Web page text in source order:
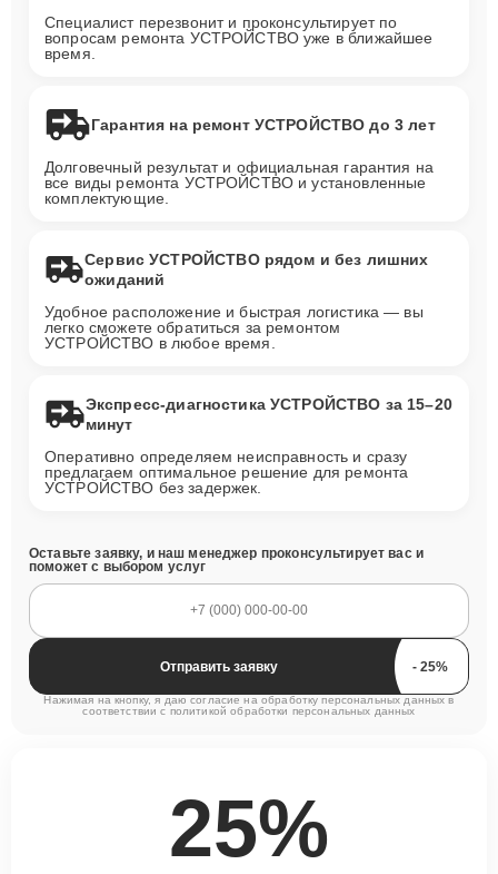
Специалист перезвонит и проконсультирует по
вопросам ремонта УСТРОЙСТВО уже в ближайшее
время.
Гарантия на ремонт УСТРОЙСТВО до 3 лет
Долговечный результат и официальная гарантия на
все виды ремонта УСТРОЙСТВО и установленные
комплектующие.
Сервис УСТРОЙСТВО рядом и без лишних
ожиданий
Удобное расположение и быстрая логистика — вы
легко сможете обратиться за ремонтом
УСТРОЙСТВО в любое время.
Экспресс-диагностика УСТРОЙСТВО за 15–20
минут
Оперативно определяем неисправность и сразу
предлагаем оптимальное решение для ремонта
УСТРОЙСТВО без задержек.
Оставьте заявку, и наш менеджер проконсультирует вас и
поможет с выбором услуг
Отправить заявку
Нажимая на кнопку, я даю согласие на обработку персональных данных в
соответствии с политикой обработки персональных данных
25%